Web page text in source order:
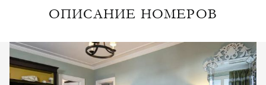
ОПИСАНИЕ НОМЕРОВ